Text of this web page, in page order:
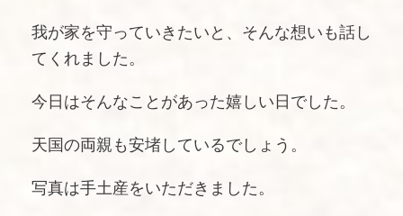
我が家を守っていきたいと、そんな想いも話し
てくれました。
今日はそんなことがあった嬉しい日でした。
天国の両親も安堵しているでしょう。
写真は手土産をいただきました。